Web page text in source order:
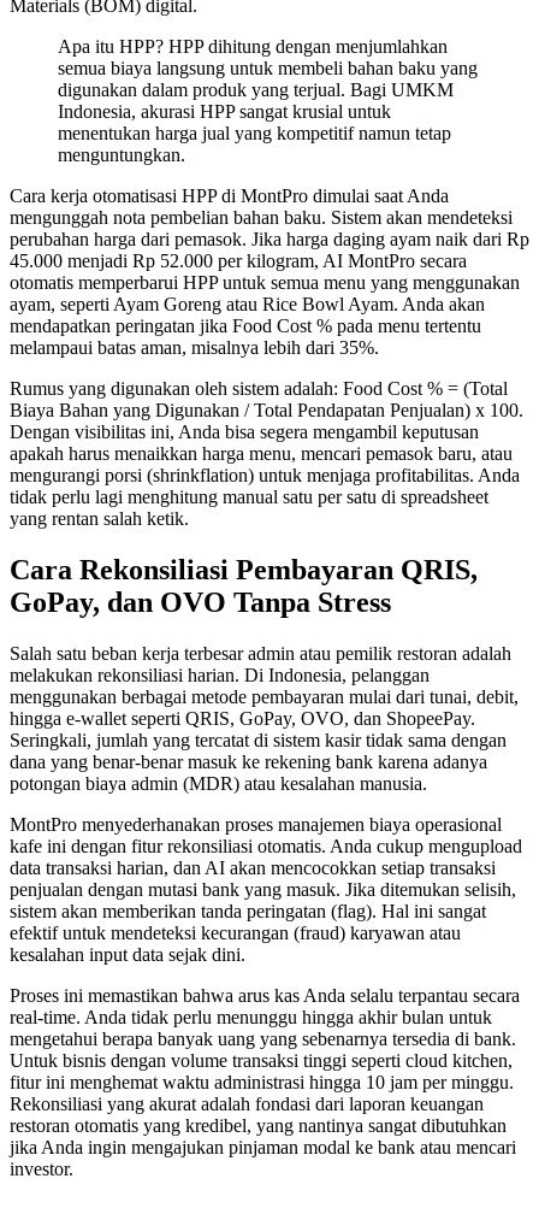
Materials (BOM) digital.
Apa itu HPP? HPP dihitung dengan menjumlahkan
semua biaya langsung untuk membeli bahan baku yang
digunakan dalam produk yang terjual. Bagi UMKM
Indonesia, akurasi HPP sangat krusial untuk
menentukan harga jual yang kompetitif namun tetap
menguntungkan.
Cara kerja otomatisasi HPP di MontPro dimulai saat Anda
mengunggah nota pembelian bahan baku. Sistem akan mendeteksi
perubahan harga dari pemasok. Jika harga daging ayam naik dari Rp
45.000 menjadi Rp 52.000 per kilogram, AI MontPro secara
otomatis memperbarui HPP untuk semua menu yang menggunakan
ayam, seperti Ayam Goreng atau Rice Bowl Ayam. Anda akan
mendapatkan peringatan jika Food Cost % pada menu tertentu
melampaui batas aman, misalnya lebih dari 35%.
Rumus yang digunakan oleh sistem adalah: Food Cost % = (Total
Biaya Bahan yang Digunakan / Total Pendapatan Penjualan) x 100.
Dengan visibilitas ini, Anda bisa segera mengambil keputusan
apakah harus menaikkan harga menu, mencari pemasok baru, atau
mengurangi porsi (shrinkflation) untuk menjaga profitabilitas. Anda
tidak perlu lagi menghitung manual satu per satu di spreadsheet
yang rentan salah ketik.
Cara Rekonsiliasi Pembayaran QRIS,
GoPay, dan OVO Tanpa Stress
Salah satu beban kerja terbesar admin atau pemilik restoran adalah
melakukan rekonsiliasi harian. Di Indonesia, pelanggan
menggunakan berbagai metode pembayaran mulai dari tunai, debit,
hingga e-wallet seperti QRIS, GoPay, OVO, dan ShopeePay.
Seringkali, jumlah yang tercatat di sistem kasir tidak sama dengan
dana yang benar-benar masuk ke rekening bank karena adanya
potongan biaya admin (MDR) atau kesalahan manusia.
MontPro menyederhanakan proses manajemen biaya operasional
kafe ini dengan fitur rekonsiliasi otomatis. Anda cukup mengupload
data transaksi harian, dan AI akan mencocokkan setiap transaksi
penjualan dengan mutasi bank yang masuk. Jika ditemukan selisih,
sistem akan memberikan tanda peringatan (flag). Hal ini sangat
efektif untuk mendeteksi kecurangan (fraud) karyawan atau
kesalahan input data sejak dini.
Proses ini memastikan bahwa arus kas Anda selalu terpantau secara
real-time. Anda tidak perlu menunggu hingga akhir bulan untuk
mengetahui berapa banyak uang yang sebenarnya tersedia di bank.
Untuk bisnis dengan volume transaksi tinggi seperti cloud kitchen,
fitur ini menghemat waktu administrasi hingga 10 jam per minggu.
Rekonsiliasi yang akurat adalah fondasi dari laporan keuangan
restoran otomatis yang kredibel, yang nantinya sangat dibutuhkan
jika Anda ingin mengajukan pinjaman modal ke bank atau mencari
investor.